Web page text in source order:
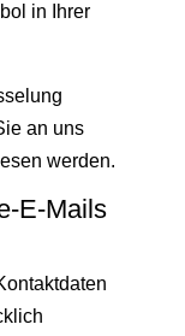
in Ihrer
an uns
werden.
E-Mails